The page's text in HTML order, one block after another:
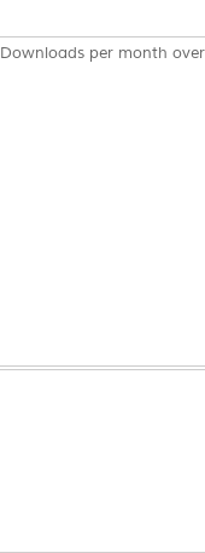
Downloads per month